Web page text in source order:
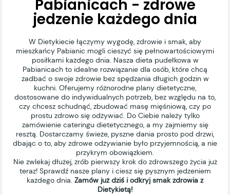
Pabianicach - zdrowe
jedzenie każdego dnia
W Dietykiecie łączymy wygodę, zdrowie i smak, aby
mieszkańcy Pabianic mogli cieszyć się pełnowartościowymi
posiłkami każdego dnia. Nasza dieta pudełkowa w
Pabianicach to idealne rozwiązanie dla osób, które chcą
zadbać o swoje zdrowie bez spędzania długich godzin w
kuchni. Oferujemy różnorodne plany dietetyczne,
dostosowane do indywidualnych potrzeb, bez względu na to,
czy chcesz schudnąć, zbudować masę mięśniową, czy po
prostu zdrowo się odżywiać. Do Ciebie należy tylko
zamówienie cateringu dietetycznego, a my zajmiemy się
resztą. Dostarczamy świeże, pyszne dania prosto pod drzwi,
dbając o to, aby zdrowe odżywianie było przyjemnością, a nie
przykrym obowiązkiem.
Nie zwlekaj dłużej, zrób pierwszy krok do zdrowszego życia już
teraz! Sprawdź nasze plany i ciesz się pysznym jedzeniem
każdego dnia. Zamów już dziś i odkryj smak zdrowia z
Dietykietą!